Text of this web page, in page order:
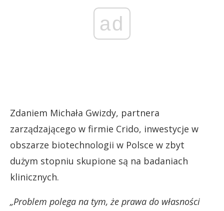
ad
Zdaniem Michała Gwizdy, partnera
zarządzającego w firmie Crido, inwestycje w
obszarze biotechnologii w Polsce w zbyt
dużym stopniu skupione są na badaniach
klinicznych.
„Problem polega na tym, że prawa do własności